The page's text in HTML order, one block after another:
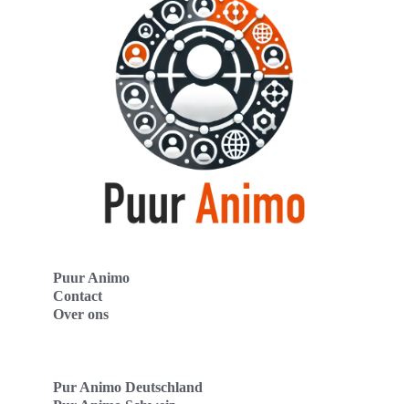
Puur Animo
Contact
Over ons
Pur Animo Deutschland